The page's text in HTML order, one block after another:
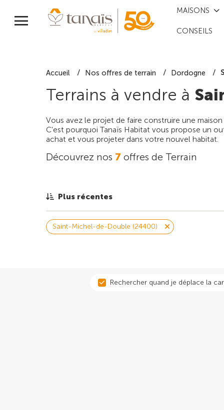
MAISONS
CONSEILS
Accueil Nos offres de terrain Dordogne
Terrains à vendre à
Vous avez le projet de faire construire une
C'est pourquoi Tanaïs Habitat vous propose un
achat et vous projeter dans votre nouvel habitat.
Découvrez nos 7 offres de Terrain
Plus récentes
Saint-Michel-de-Double (24400)
Rechercher quand je déplace la